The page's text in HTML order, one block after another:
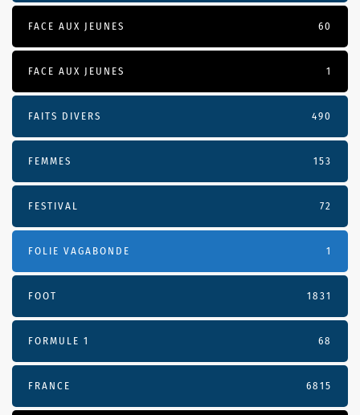
FACE AUX JEUNES 60
FACE AUX JEUNES 1
FAITS DIVERS 490
FEMMES 153
FESTIVAL 72
FOLIE VAGABONDE 1
FOOT 1831
FORMULE 1 68
FRANCE 6815